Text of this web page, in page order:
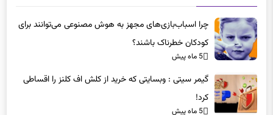
اخبار مرتبط
چرا اسباب‌بازی‌های مجهز به هوش مصنوعی می‌توانند برای
کودکان خطرناک باشند؟
گیمر سیتی : وبسایتی که خرید از کلش اف کلنز را اقساطی